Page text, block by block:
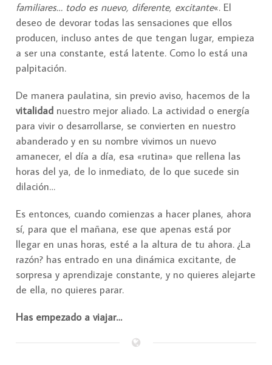
familiares… todo es nuevo, diferente, excitante«. El
deseo de devorar todas las sensaciones que ellos
producen, incluso antes de que tengan lugar, empieza
a ser una constante, está latente. Como lo está una
palpitación.
De manera paulatina, sin previo aviso, hacemos de la
vitalidad nuestro mejor aliado. La actividad o energía
para vivir o desarrollarse, se convierten en nuestro
abanderado y en su nombre vivimos un nuevo
amanecer, el día a día, esa «rutina» que rellena las
horas del ya, de lo inmediato, de lo que sucede sin
dilación…
Es entonces, cuando comienzas a hacer planes, ahora
sí, para que el mañana, ese que apenas está por
llegar en unas horas, esté a la altura de tu ahora. ¿La
razón? has entrado en una dinámica excitante, de
sorpresa y aprendizaje constante, y no quieres alejarte
de ella, no quieres parar.
Has empezado a viajar…